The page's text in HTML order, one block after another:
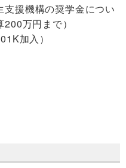
援機構の奨学金につい
万円まで）
加入）